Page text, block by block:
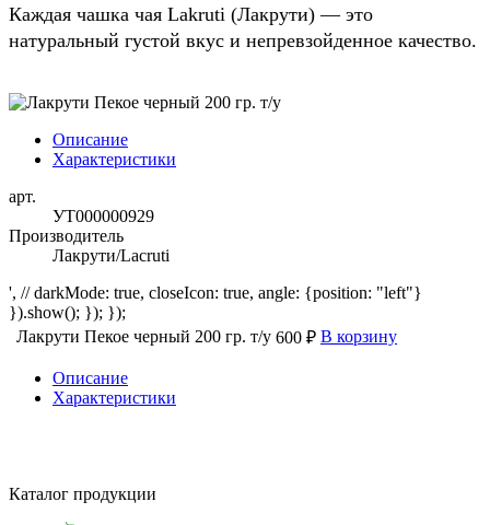
Каждая чашка чая Lakruti (Лакрути) — это
натуральный густой вкус и непревзойденное качество.
Описание
Характеристики
арт.
УТ000000929
Производитель
Лакрути/Lacruti
', // darkMode: true, closeIcon: true, angle: {position: "left"}
}).show(); }); });
Лакрути Пекое черный 200 гр. т/у 600 ₽ В корзину
Описание
Характеристики
Каталог продукции